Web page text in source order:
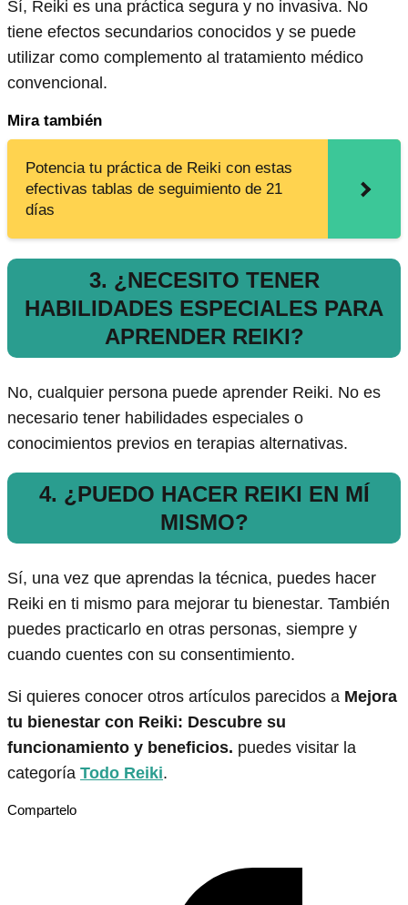
Sí, Reiki es una práctica segura y no invasiva. No
tiene efectos secundarios conocidos y se puede
utilizar como complemento al tratamiento médico
convencional.
Mira también
Potencia tu práctica de Reiki con estas
efectivas tablas de seguimiento de 21
días
3. ¿NECESITO TENER
HABILIDADES ESPECIALES PARA
APRENDER REIKI?
No, cualquier persona puede aprender Reiki. No es
necesario tener habilidades especiales o
conocimientos previos en terapias alternativas.
4. ¿PUEDO HACER REIKI EN MÍ
MISMO?
Sí, una vez que aprendas la técnica, puedes hacer
Reiki en ti mismo para mejorar tu bienestar. También
puedes practicarlo en otras personas, siempre y
cuando cuentes con su consentimiento.
Si quieres conocer otros artículos parecidos a Mejora
tu bienestar con Reiki: Descubre su
funcionamiento y beneficios. puedes visitar la
categoría Todo Reiki.
Compartelo